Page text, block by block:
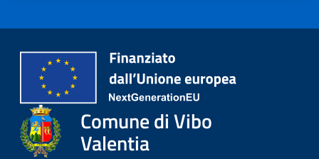
Comune di Vibo
Valentia